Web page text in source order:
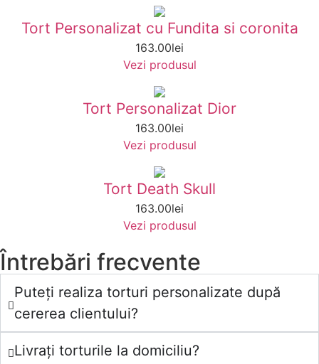
Tort Personalizat cu Fundita si coronita
163.00lei
Vezi produsul
Tort Personalizat Dior
163.00lei
Vezi produsul
Tort Death Skull
163.00lei
Vezi produsul
Întrebări frecvente
Puteți realiza torturi personalizate după
cererea clientului?
Livrați torturile la domiciliu?